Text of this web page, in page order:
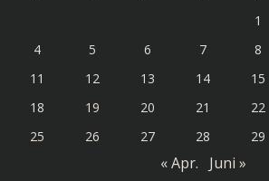
1
4
5 6 7 8
11
12 13 14 15
18
19 20 21 22
25
26 27 28 29
« Apr. Juni »